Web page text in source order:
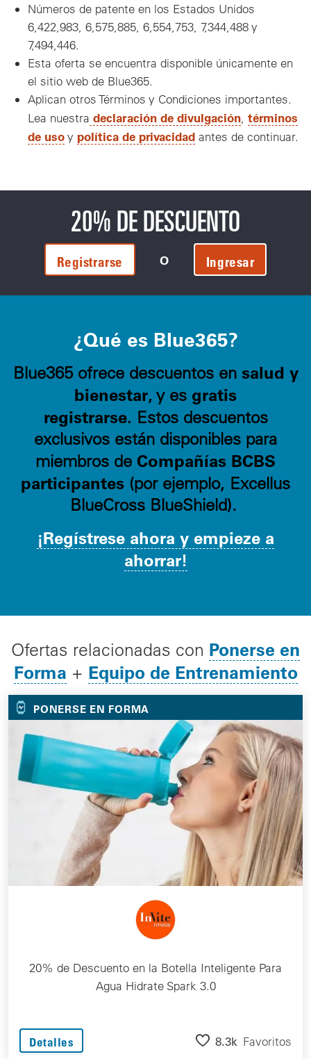
Números de patente en los Estados Unidos
6,422,983, 6,575,885, 6,554,753, 7,344,488 y
7,494,446.
Esta oferta se encuentra disponible únicamente en
el sitio web de Blue365.
Aplican otros Términos y Condiciones importantes.
Lea nuestra declaración de divulgación, términos
de usoy política de privacidad antes de continuar.
20% DE DESCUENTO
Registrarse O Ingresar
¿Qué es Blue365?
Blue365 ofrece descuentos en salud y
bienestar, y es gratis
registrarse. Estos descuentos
exclusivos están disponibles para
miembros de Compañías BCBS
participantes (por ejemplo, Excellus
BlueCross BlueShield).
¡Regístrese ahora y empieze a
ahorrar!
Ofertas relacionadas con Ponerse en
Forma + Equipo de Entrenamiento
PONERSE EN FORMA
20% de Descuento en la Botella Inteligente Para
Agua Hidrate Spark 3.0
Detalles 8.3k Favoritos